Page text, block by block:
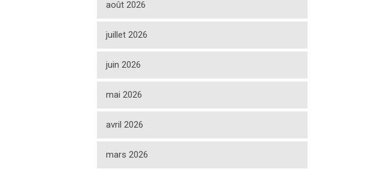
août 2026
juillet 2026
juin 2026
mai 2026
avril 2026
mars 2026